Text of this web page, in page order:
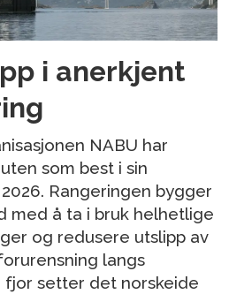
i anerkjent
NABU har
som best i sin
Rangeringen bygger
med å ta i bruk helhetlige
og redusere utslipp av
langs
fjor setter det norskeide